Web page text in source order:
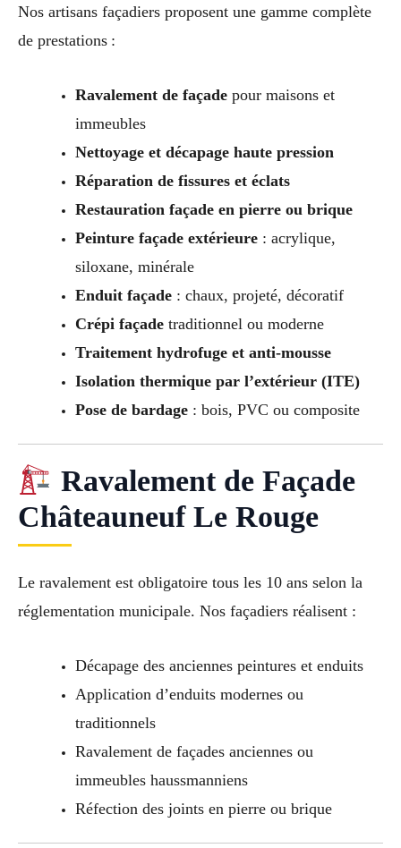
Nos artisans façadiers proposent une gamme complète
de prestations :
Ravalement de façadepour maisons et
immeubles
Nettoyage et décapage haute pression
Réparation de fissures et éclats
Restauration façade en pierre ou brique
Peinture façade extérieure: acrylique,
siloxane, minérale
Enduit façade: chaux, projeté, décoratif
Crépi façadetraditionnel ou moderne
Traitement hydrofuge et anti-mousse
Isolation thermique par l’extérieur (ITE)
Pose de bardage: bois, PVC ou composite
Ravalement de Façade
Châteauneuf Le Rouge
Le ravalement est obligatoire tous les 10 ans selon la
réglementation municipale. Nos façadiers réalisent :
Décapage des anciennes peintures et enduits
Application d’enduits modernes ou
traditionnels
Ravalement de façades anciennes ou
immeubles haussmanniens
Réfection des joints en pierre ou brique